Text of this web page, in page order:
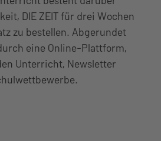
DIE ZEIT für drei Wochen
zu bestellen. Abgerundet
eine Online-Plattform,
Unterricht, Newsletter